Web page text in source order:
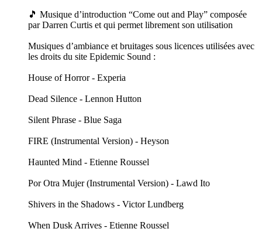
🎵 Musique d’introduction “Come out and Play” composée
par Darren Curtis et qui permet librement son utilisation
Musiques d’ambiance et bruitages sous licences utilisées avec
les droits du site Epidemic Sound :
House of Horror - Experia
Dead Silence - Lennon Hutton
Silent Phrase - Blue Saga
FIRE (Instrumental Version) - Heyson
Haunted Mind - Etienne Roussel
Por Otra Mujer (Instrumental Version) - Lawd Ito
Shivers in the Shadows - Victor Lundberg
When Dusk Arrives - Etienne Roussel